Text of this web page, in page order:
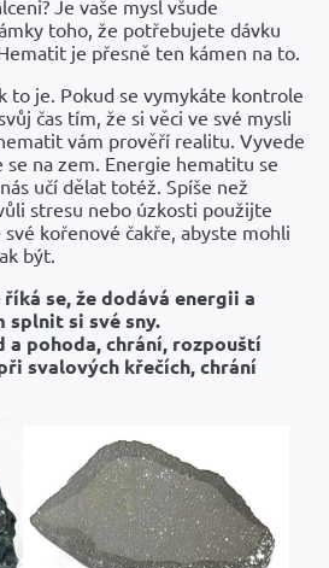
Je vaše mysl všude
toho, že potřebujete dávku
je přesně ten kámen na to.
to je. Pokud se vymykáte kontrole
čas tím, že si věci ve své mysli
vám prověří realitu. Vyvede
na zem. Energie hematitu se
učí dělat totéž. Spíše než
stresu nebo úzkosti použijte
kořenové čakře, abyste mohli
být.
se, že dodává energii a
splnit si své sny.
a pohoda,chrání, rozpouští
svalových křečích, chrání